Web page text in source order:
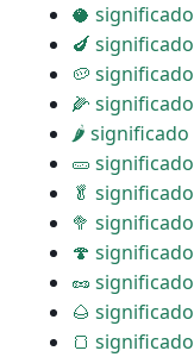
🥥 significado
🍆 significado
🥔 significado
🌽 significado
🌶 significado
🥒 significado
🥬 significado
🥦 significado
🍄 significado
🥜 significado
🌰 significado
🍞 significado